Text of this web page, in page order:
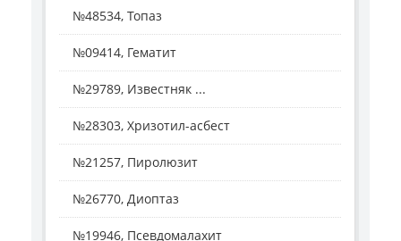
№48534, Топаз
№09414, Гематит
№29789, Известняк ...
№28303, Хризотил-асбест
№21257, Пиролюзит
№26770, Диоптаз
№19946, Псевдомалахит